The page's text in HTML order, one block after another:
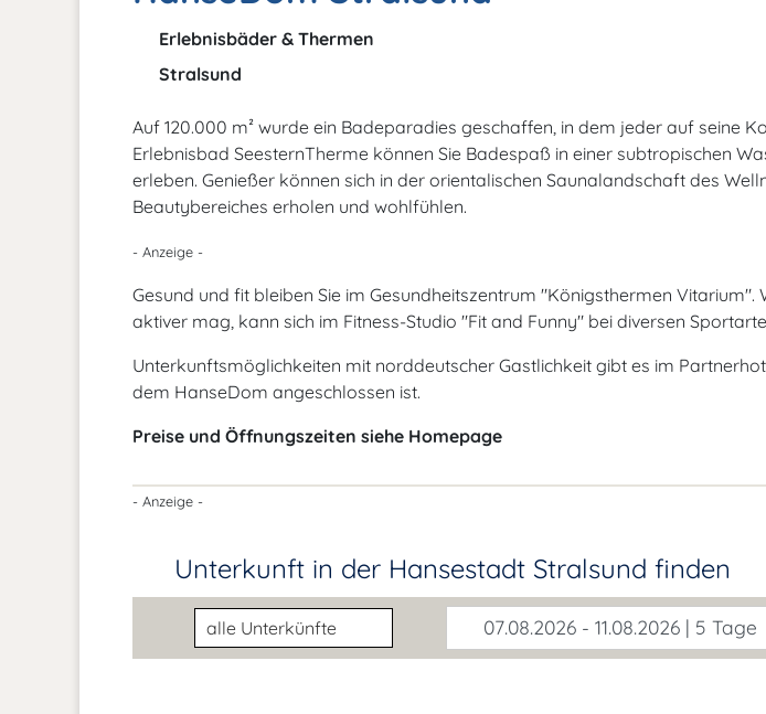
Erlebnisbäder & Thermen
Stralsund
Auf 120.000 m² wurde ein Badeparadies geschaffen, in dem jeder auf seine
Erlebnisbad SeesternTherme können Sie Badespaß in einer subtropischen
erleben. Genießer können sich in der orientalischen Saunalandschaft des
Beautybereiches erholen und wohlfühlen.
- Anzeige -
Gesund und fit bleiben Sie im Gesundheitszentrum "Königsthermen Vitarium".
aktiver mag, kann sich im Fitness-Studio "Fit and Funny" bei diversen
Unterkunftsmöglichkeiten mit norddeutscher Gastlichkeit gibt es im
dem HanseDom angeschlossen ist.
Preise und Öffnungszeiten siehe Homepage
- Anzeige -
Unterkunft in der Hansestadt Stralsund finden
Unterkunftsart 07.08.2026 - 11.08.2026 | 5 Tage